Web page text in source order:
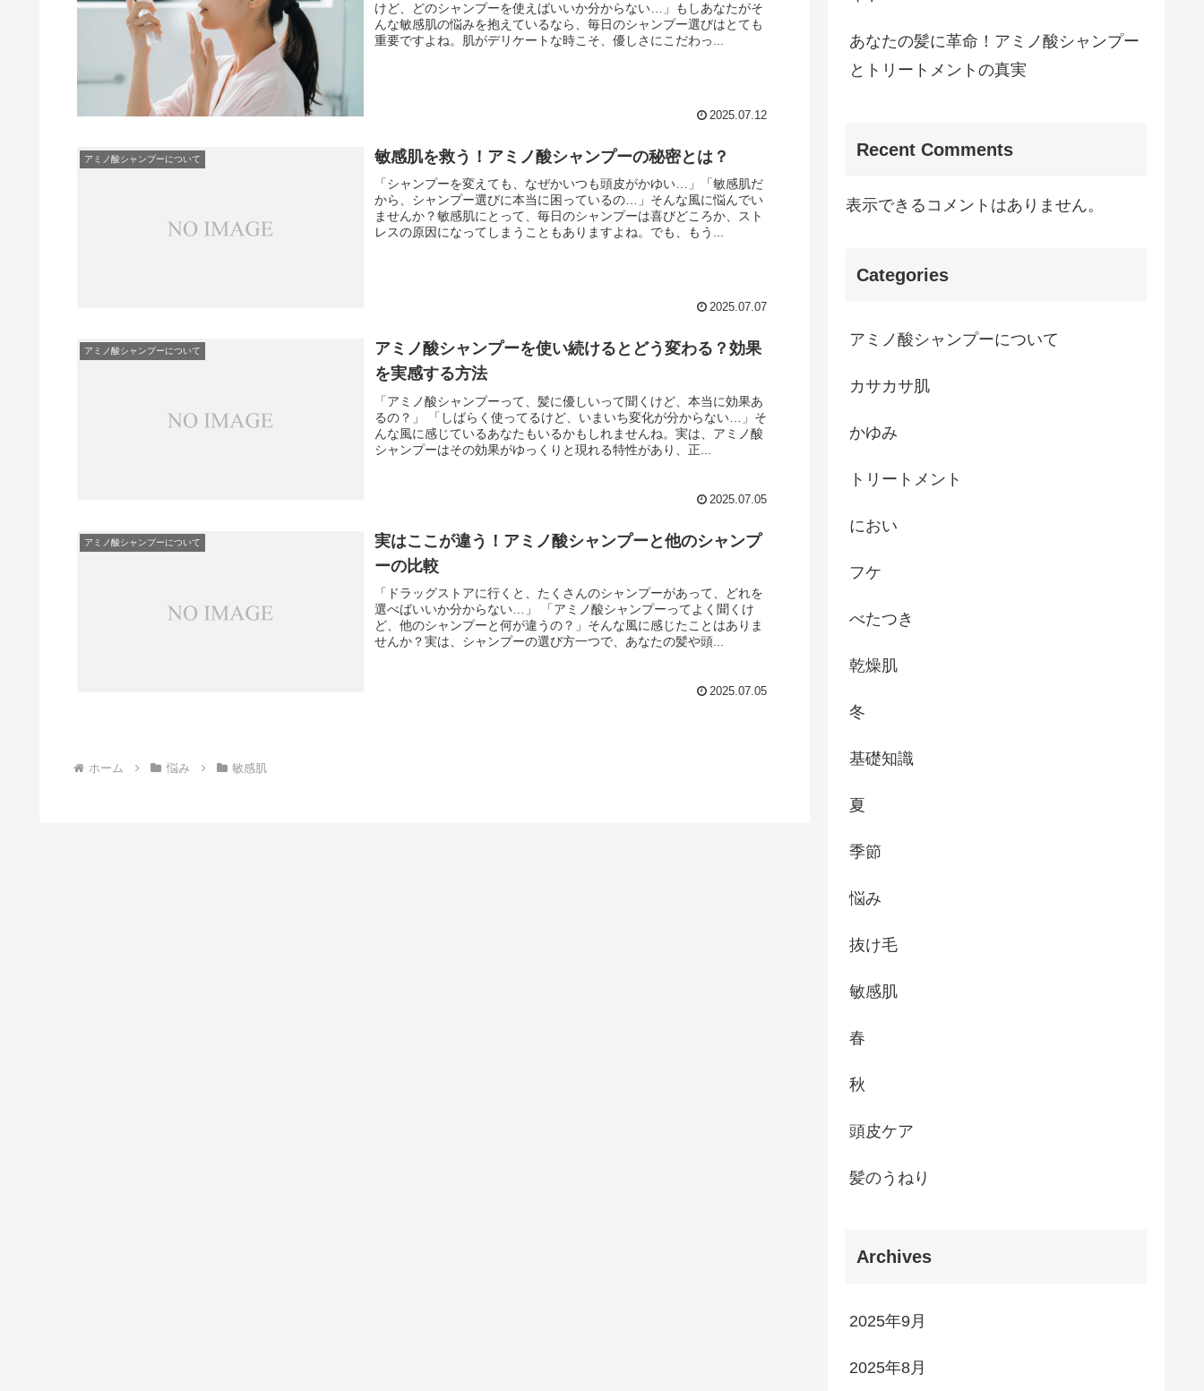
けど、どのシャンプーを使えばいいか分からない…」もしあなたがそ
んな敏感肌の悩みを抱えているなら、毎日のシャンプー選びはとても
重要ですよね。肌がデリケートな時こそ、優しさにこだわっ...
2025.07.12
アミノ酸シャンプーについて 敏感肌を救う！アミノ酸シャンプーの秘密とは？
「シャンプーを変えても、なぜかいつも頭皮がかゆい…」「敏感肌だ
から、シャンプー選びに本当に困っているの…」そんな風に悩んでい
ませんか？敏感肌にとって、毎日のシャンプーは喜びどころか、スト
レスの原因になってしまうこともありますよね。でも、もう...
2025.07.07
アミノ酸シャンプーについて
アミノ酸シャンプーを使い続けるとどう変わる？効果
を実感する方法
「アミノ酸シャンプーって、髪に優しいって聞くけど、本当に効果あ
るの？」 「しばらく使ってるけど、いまいち変化が分からない…」そ
んな風に感じているあなたもいるかもしれませんね。実は、アミノ酸
シャンプーはその効果がゆっくりと現れる特性があり、正...
2025.07.05
アミノ酸シャンプーについて
実はここが違う！アミノ酸シャンプーと他のシャンプ
ーの比較
「ドラッグストアに行くと、たくさんのシャンプーがあって、どれを
選べばいいか分からない…」 「アミノ酸シャンプーってよく聞くけ
ど、他のシャンプーと何が違うの？」そんな風に感じたことはありま
せんか？実は、シャンプーの選び方一つで、あなたの髪や頭...
2025.07.05
ホーム 悩み 敏感肌
あなたの髪に革命！アミノ酸シャンプー
とトリートメントの真実
Recent Comments
表示できるコメントはありません。
Categories
アミノ酸シャンプーについて
カサカサ肌
かゆみ
トリートメント
におい
フケ
べたつき
乾燥肌
冬
基礎知識
夏
季節
悩み
抜け毛
敏感肌
春
秋
頭皮ケア
髪のうねり
Archives
2025年9月
2025年8月